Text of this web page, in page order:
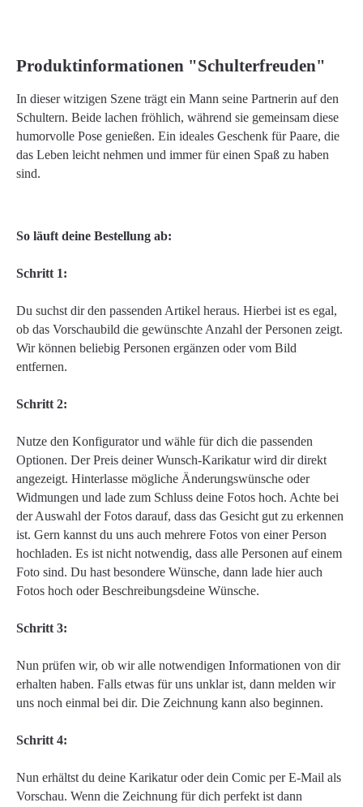
Produktinformationen "Schulterfreuden"
In dieser witzigen Szene trägt ein Mann seine Partnerin auf den
Schultern. Beide lachen fröhlich, während sie gemeinsam diese
humorvolle Pose genießen. Ein ideales Geschenk für Paare, die
das Leben leicht nehmen und immer für einen Spaß zu haben
sind.
So läuft deine Bestellung ab:
Schritt 1:
Du suchst dir den passenden Artikel heraus. Hierbei ist es egal,
ob das Vorschaubild die gewünschte Anzahl der Personen zeigt.
Wir können beliebig Personen ergänzen oder vom Bild
entfernen.
Schritt 2:
Nutze den Konfigurator und wähle für dich die passenden
Optionen. Der Preis deiner Wunsch-Karikatur wird dir direkt
angezeigt. Hinterlasse mögliche Änderungswünsche oder
Widmungen und lade zum Schluss deine Fotos hoch. Achte bei
der Auswahl der Fotos darauf, dass das Gesicht gut zu erkennen
ist. Gern kannst du uns auch mehrere Fotos von einer Person
hochladen. Es ist nicht notwendig, dass alle Personen auf einem
Foto sind. Du hast besondere Wünsche, dann lade hier auch
Fotos hoch oder Beschreibungsdeine Wünsche.
Schritt 3:
Nun prüfen wir, ob wir alle notwendigen Informationen von dir
erhalten haben. Falls etwas für uns unklar ist, dann melden wir
uns noch einmal bei dir. Die Zeichnung kann also beginnen.
Schritt 4:
Nun erhältst du deine Karikatur oder dein Comic per E-Mail als
Vorschau. Wenn die Zeichnung für dich perfekt ist dann